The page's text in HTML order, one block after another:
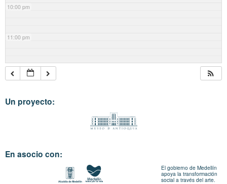
10:00 pm
11:00 pm
Un proyecto:
En asocio con:
El gobierno de Medellín
apoya la transformación
social a través del arte.